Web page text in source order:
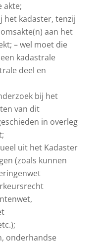
akte;
het kadaster, tenzij
aan het
– wel moet die
kadastrale
deel en
bij het
van dit
in overleg
uit het Kadaster
(zoals kunnen
onderhandse